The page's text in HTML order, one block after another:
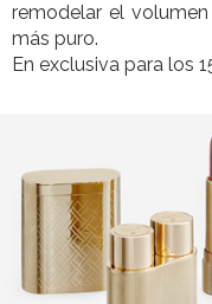
remodelar el
más puro.
En exclusiva para los